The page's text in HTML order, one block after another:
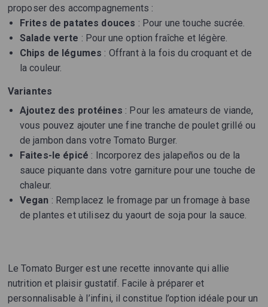
proposer des accompagnements :
Frites de patates douces : Pour une touche sucrée.
Salade verte : Pour une option fraîche et légère.
Chips de légumes : Offrant à la fois du croquant et de
la couleur.
Variantes
Ajoutez des protéines : Pour les amateurs de viande,
vous pouvez ajouter une fine tranche de poulet grillé ou
de jambon dans votre Tomato Burger.
Faites-le épicé : Incorporez des jalapeños ou de la
sauce piquante dans votre garniture pour une touche de
chaleur.
Vegan : Remplacez le fromage par un fromage à base
de plantes et utilisez du yaourt de soja pour la sauce.
Le Tomato Burger est une recette innovante qui allie
nutrition et plaisir gustatif. Facile à préparer et
personnalisable à l’infini, il constitue l’option idéale pour un